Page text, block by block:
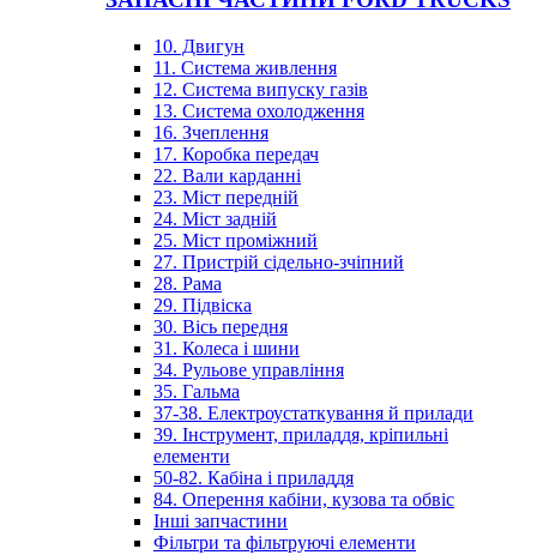
10. Двигун
11. Система живлення
12. Система випуску газів
13. Система охолодження
16. Зчеплення
17. Коробка передач
22. Вали карданні
23. Міст передній
24. Міст задній
25. Міст проміжний
27. Пристрій сідельно-зчіпний
28. Рама
29. Підвіска
30. Вісь передня
31. Колеса і шини
34. Рульове управління
35. Гальма
37-38. Електроустаткування й прилади
39. Інструмент, приладдя, кріпильні
елементи
50-82. Кабіна і приладдя
84. Оперення кабіни, кузова та обвіс
Інші запчастини
Фільтри та фільтруючі елементи